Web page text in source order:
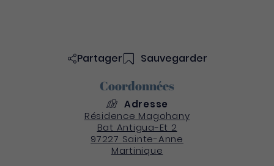
Partager Sauvegarder
Coordonnées
Adresse
Résidence Magohany
Bat Antigua-Et 2
97227 Sainte-Anne
Martinique